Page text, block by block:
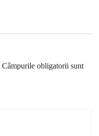
Câmpurile obligatorii sunt